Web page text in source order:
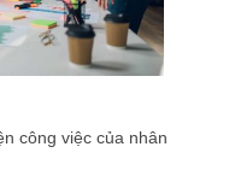
công việc của nhân